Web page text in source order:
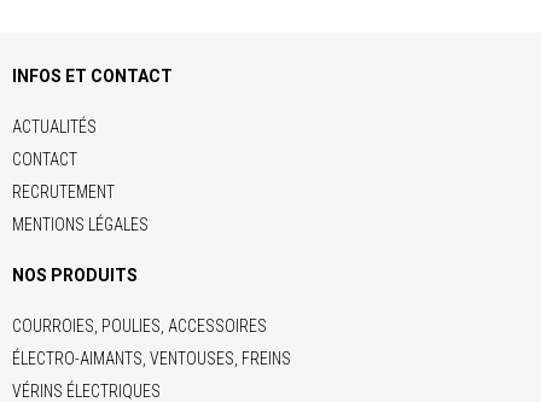
INFOS ET CONTACT
ACTUALITÉS
CONTACT
RECRUTEMENT
MENTIONS LÉGALES
NOS PRODUITS
COURROIES, POULIES, ACCESSOIRES
ÉLECTRO-AIMANTS, VENTOUSES, FREINS
VÉRINS ÉLECTRIQUES